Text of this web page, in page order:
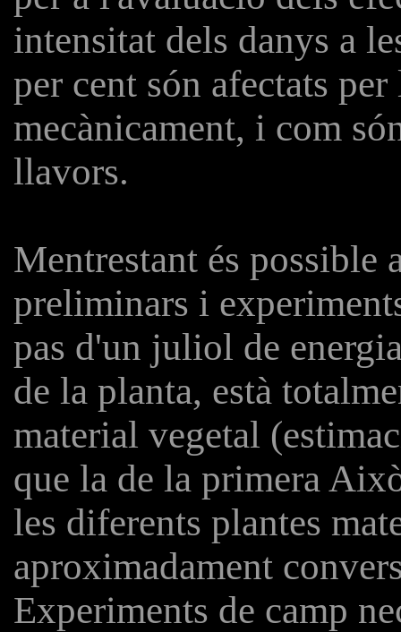
intensitat dels danys a
per cent són afectats
mecànicament, i com
llavors.
Mentrestant és possible
preliminars i
pas d'un juliol de
de la planta, està
material vegetal
que la de la primera
les diferents plantes
aproximadament
Experiments de camp